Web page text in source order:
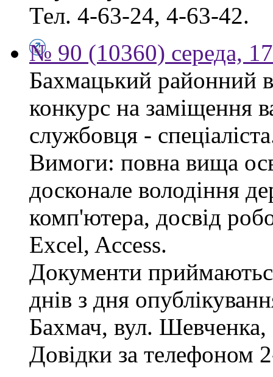
Тел. 4-63-24, 4-63-42.
№ 90 (10360) середа,
Бахмацький районний
конкурс на заміщення
службовця -
Вимоги: повна вища
досконале володіння
комп'ютера, досвід
Excel, Access.
Документи
днів з дня
Бахмач, вул. Шевченка,
Довідки за телефоном